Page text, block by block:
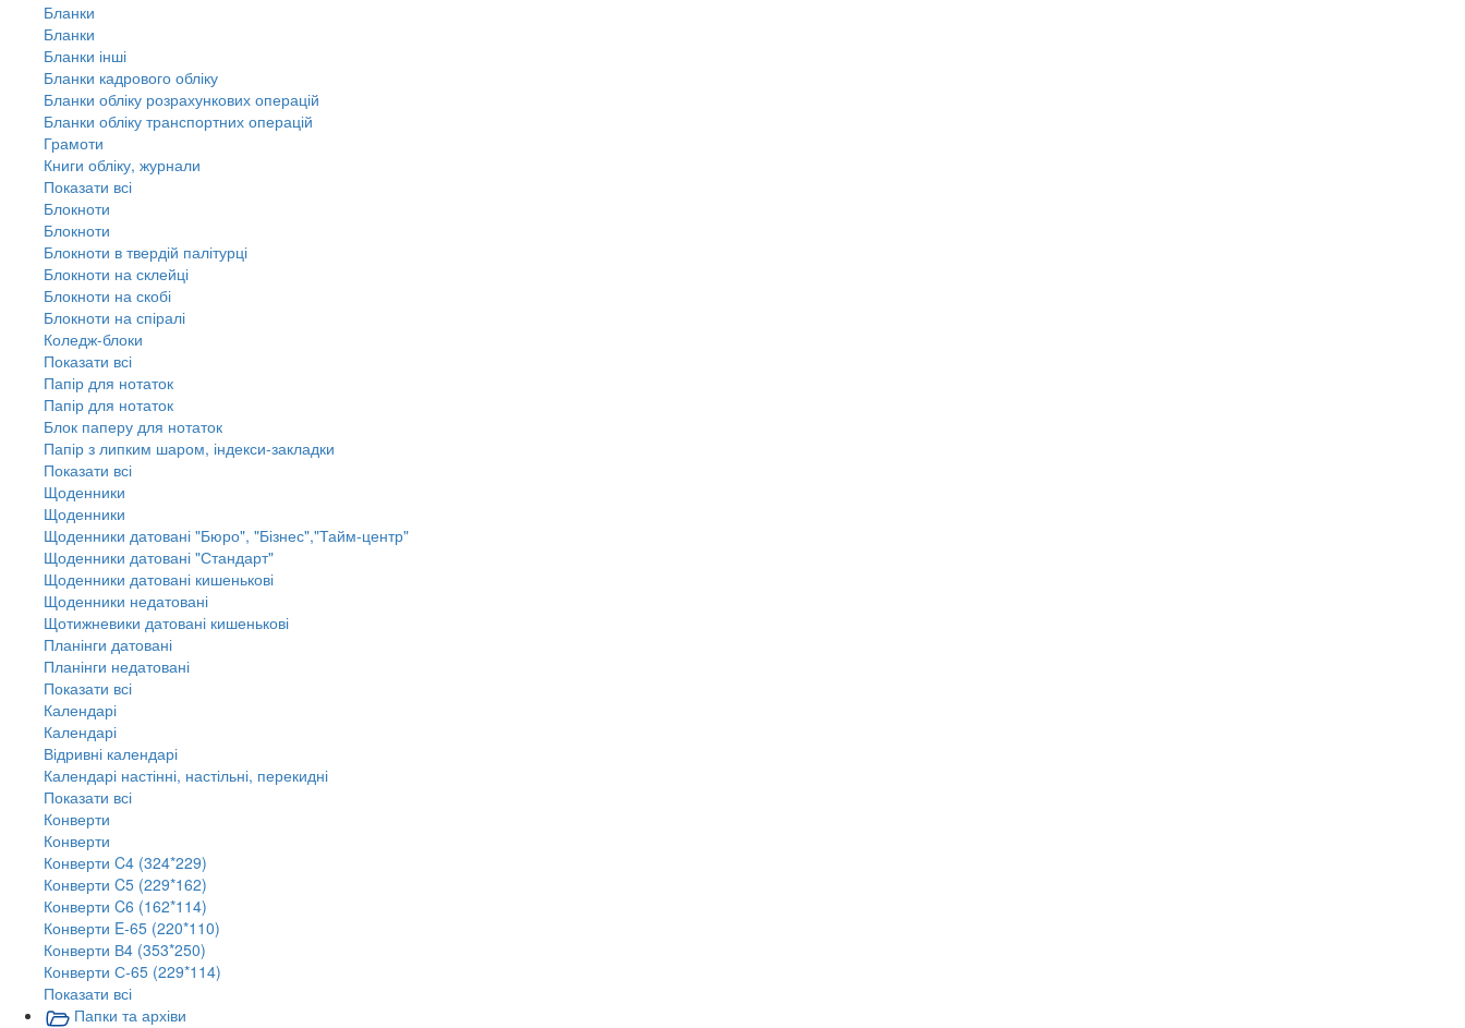
Бланки
Бланки
Бланки інші
Бланки кадрового обліку
Бланки обліку розрахункових операцій
Бланки обліку транспортних операцій
Грамоти
Книги обліку, журнали
Показати всі
Блокноти
Блокноти
Блокноти в твердій палітурці
Блокноти на склейці
Блокноти на скобі
Блокноти на спіралі
Коледж-блоки
Показати всі
Папір для нотаток
Папір для нотаток
Блок паперу для нотаток
Папір з липким шаром, індекси-закладки
Показати всі
Щоденники
Щоденники
Щоденники датовані "Бюро", "Бізнес","Тайм-центр"
Щоденники датовані "Стандарт"
Щоденники датовані кишенькові
Щоденники недатовані
Щотижневики датовані кишенькові
Планінги датовані
Планінги недатовані
Показати всі
Календарі
Календарі
Відривні календарі
Календарі настінні, настільні, перекидні
Показати всі
Конверти
Конверти
Конверти C4 (324*229)
Конверти C5 (229*162)
Конверти C6 (162*114)
Конверти E-65 (220*110)
Конверти В4 (353*250)
Конверти С-65 (229*114)
Показати всі
Папки та архіви